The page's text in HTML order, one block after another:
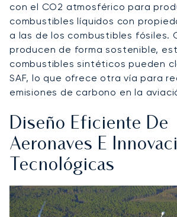
con el CO2 atmosférico para
combustibles líquidos con
a las de los combustibles fósiles.
producen de forma sostenible,
combustibles sintéticos pueden
SAF, lo que ofrece otra vía para
emisiones de carbono en la
Diseño Eficiente De
Aeronaves E
Tecnológicas